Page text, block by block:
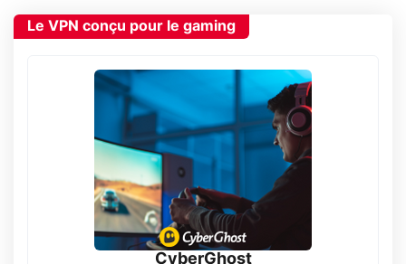
Le VPN conçu pour le gaming
CyberGhost